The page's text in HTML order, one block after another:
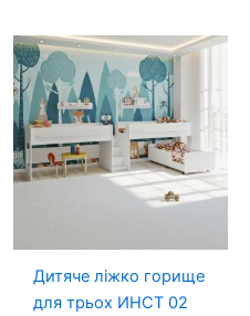
Дитяче ліжко горище
для трьох ИНСТ 02